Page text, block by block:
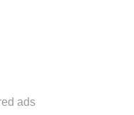
ads